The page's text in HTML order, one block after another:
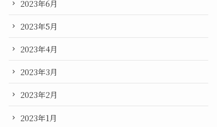
2023年6月
2023年5月
2023年4月
2023年3月
2023年2月
2023年1月